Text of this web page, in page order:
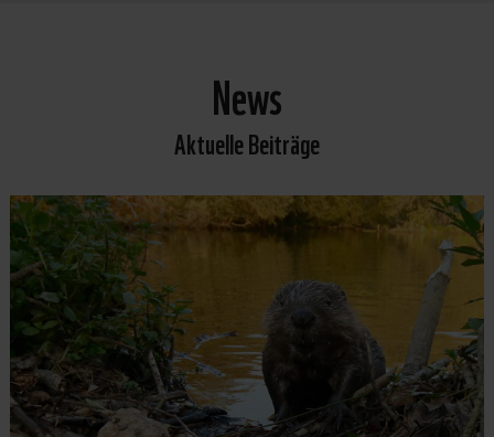
News
Aktuelle Beiträge